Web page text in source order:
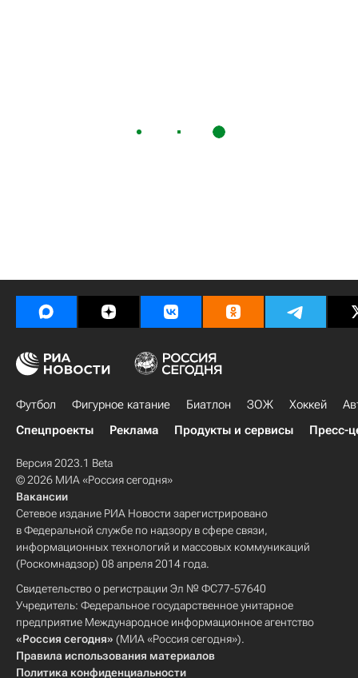
Футбол Фигурное катание Биатлон ЗОЖ Хоккей
Спецпроекты
Реклама Продукты и сервисы Пресс-
Версия 2023.1 Beta
© 2026 МИА «Россия сегодня»
Вакансии
Сетевое издание РИА Новости зарегистрировано
в Федеральной службе по надзору в сфере связи,
информационных технологий и массовых коммуникаций
(Роскомнадзор) 08 апреля 2014 года.
Свидетельство о регистрации Эл № ФС77-57640
Учредитель: Федеральное государственное унитарное
предприятие Международное информационное агентство
«Россия сегодня» (МИА «Россия сегодня»).
Правила использования материалов
Политика конфиденциальности